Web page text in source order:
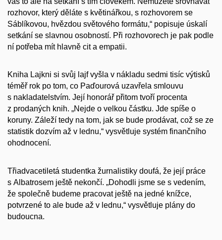
rozhovor, který děláte s květinářkou, s rozhovorem se
Sáblíkovou, hvězdou světového formátu,“ popisuje úskalí
setkání se slavnou osobností. Při rozhovorech je pak podle
ní potřeba mít hlavně cit a empatii.
Kniha Lajkni si svůj lajf vyšla v nákladu sedmi tisíc výtisků
téměř rok po tom, co Paďourová uzavřela smlouvu
s nakladatelstvím. Její honorář přitom tvoří procenta
z prodaných knih. „Nejde o velkou částku. Jde spíše o
koruny. Záleží tedy na tom, jak se bude prodávat, což se ze
statistik dozvím až v lednu,“ vysvětluje systém finančního
ohodnocení.
Třiadvacetiletá studentka žurnalistiky doufá, že její práce
s Albatrosem ještě nekončí. „Dohodli jsme se s vedením,
že společně budeme pracovat ještě na jedné knížce,
potvrzené to ale bude až v lednu,“ vysvětluje plány do
budoucna.